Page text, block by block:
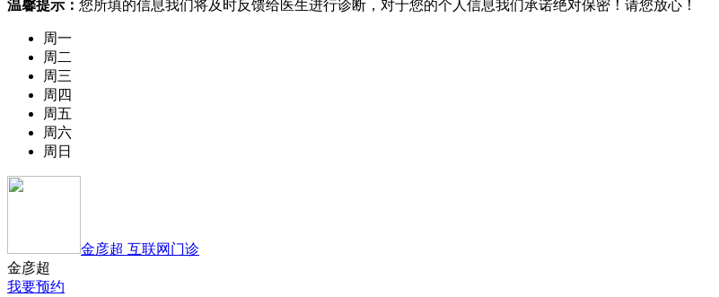
温馨提示： 您所填的信息我们将及时反馈给医生进行诊断，对于您的个人信息我们承诺绝对保密！请您放心！
周一
周二
周三
周四
周五
周六
周日
金彦超 互联网门诊
金彦超
我要预约